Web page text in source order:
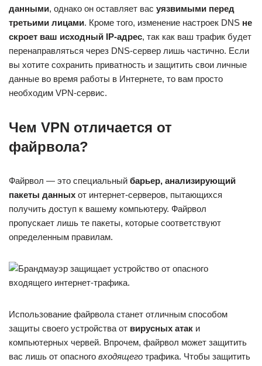
данными, однако он оставляет вас уязвимыми перед
третьими лицами. Кроме того, изменение настроек DNS не
скроет ваш исходный IP-адрес, так как ваш трафик будет
перенаправляться через DNS-сервер лишь частично. Если
вы хотите сохранить приватность и защитить свои личные
данные во время работы в Интернете, то вам просто
необходим VPN-сервис.
Чем VPN отличается от
файрвола?
Файрвол — это специальный барьер, анализирующий
пакеты данных от интернет-серверов, пытающихся
получить доступ к вашему компьютеру. Файрвол
пропускает лишь те пакеты, которые соответствуют
определенным правилам.
Использование файрвола станет отличным способом
защиты своего устройства от вирусных атак и
компьютерных червей. Впрочем, файрвол может защитить
вас лишь от опасного входящего трафика. Чтобы защитить